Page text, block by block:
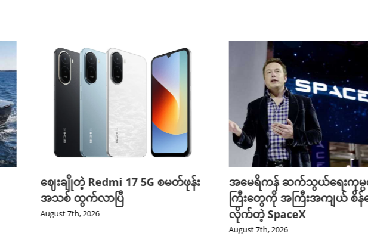
ဈေးချိုတဲ့ Redmi 17 5G စမတ်ဖုန်း
အသစ် ထွက်လာပြီ
August 7th, 2026
အမေရိကန် ဆက်သွယ်ရေးကုမ္
ကြီးတွေကို အကြီးအကျယ် စိန်
လိုက်တဲ့ SpaceX
August 7th, 2026